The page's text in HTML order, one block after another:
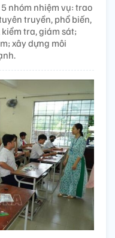
nhóm nhiệm vụ: trao
truyền, phổ biến,
tra, giám sát;
xây dựng môi